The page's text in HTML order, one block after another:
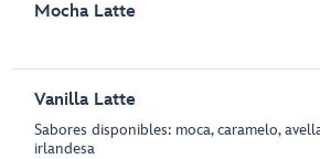
Mocha Latte
Vanilla Latte
Sabores disponibles: moca, caramelo,
irlandesa